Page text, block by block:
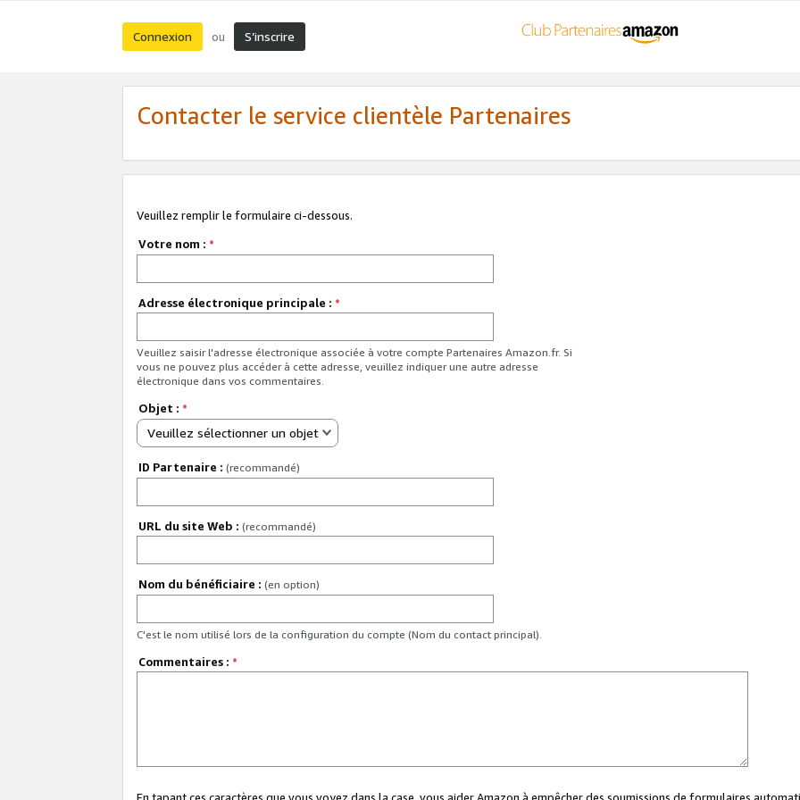
Connexion ou S’inscrire
Contacter le service clientèle Partenaires
Veuillez remplir le formulaire ci-dessous.
Votre nom : *
Adresse électronique principale : *
Veuillez saisir l'adresse électronique associée à votre compte Partenaires Amazon.fr. Si
vous ne pouvez plus accéder à cette adresse, veuillez indiquer une autre adresse
électronique dans vos commentaires.
Objet : *
Veuillez sélectionner un objet
ID Partenaire : (recommandé)
URL du site Web : (recommandé)
Nom du bénéficiaire : (en option)
C'est le nom utilisé lors de la configuration du compte (Nom du contact principal).
Commentaires : *